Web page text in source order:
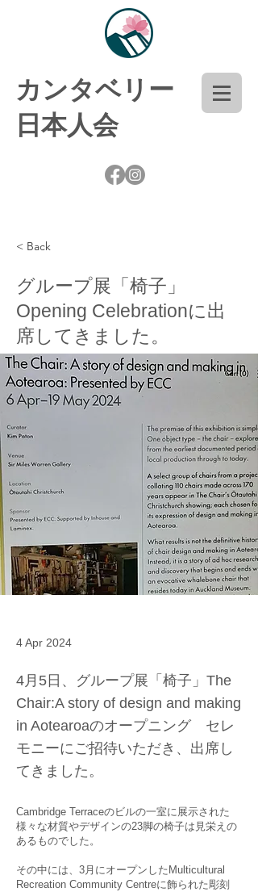
​カンタベリー
日本人会
< Back
グループ展「椅子」
Opening Celebrationに出
席してきました。
4 Apr 2024
4月5日、グループ展「椅子」The
Chair:A story of design and making
in Aotearoaのオープニング セレ
モニーにご招待いただき、出席し
てきました。
Cambridge Terraceのビルの一室に展示された
様々な材質やデザインの23脚の椅子は見栄えの
あるものでした。
その中には、3月にオープンしたMulticultural
Recreation Community Centreに飾られた彫刻